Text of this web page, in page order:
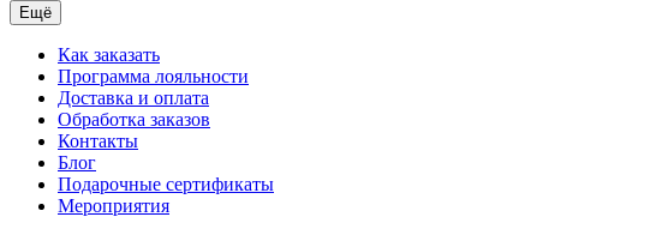
Ещё
Как заказать
Программа лояльности
Доставка и оплата
Обработка заказов
Контакты
Блог
Подарочные сертификаты
Мероприятия